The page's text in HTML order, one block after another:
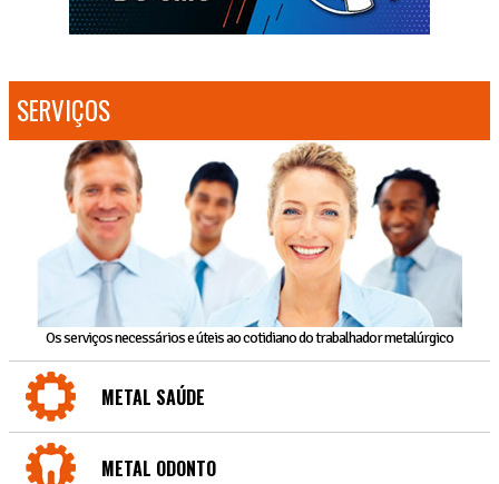
SERVIÇOS
Os serviços necessários e úteis ao cotidiano do trabalhador metalúrgico
METAL SAÚDE
METAL ODONTO